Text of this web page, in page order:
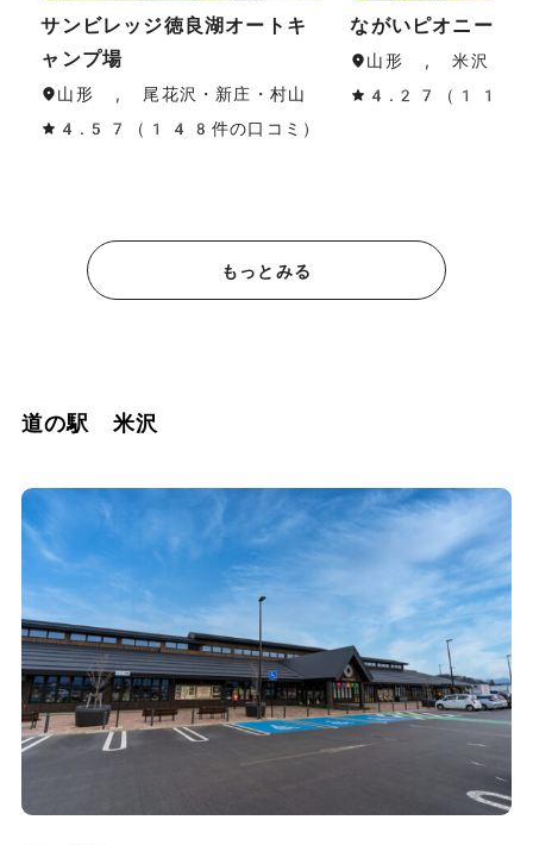
サンビレッジ徳良湖オートキ
ャンプ場
山形 , 尾花沢・新庄・村山
4.57（148件の口コミ）
ながいピオニーの
山形 , 米沢・置
4.27（11件の
もっとみる
道の駅 米沢